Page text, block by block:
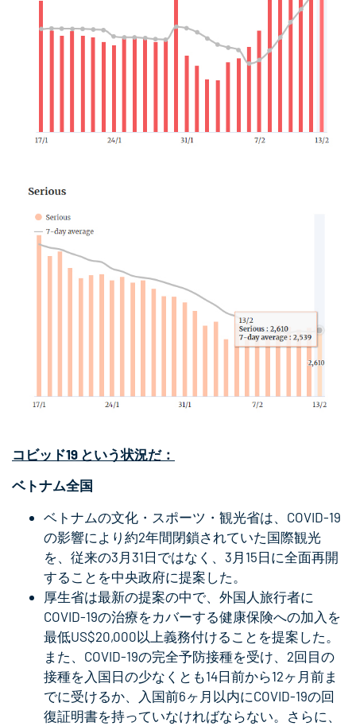
コビッド19 という状況だ：
ベトナム全国
ベトナムの文化・スポーツ・観光省は、COVID-19
の影響により約2年間閉鎖されていた国際観光
を、従来の3月31日ではなく、3月15日に全面再開
することを中央政府に提案した。
厚生省は最新の提案の中で、外国人旅行者に
COVID-19の治療をカバーする健康保険への加入を
最低US$20,000以上義務付けることを提案した。
また、COVID-19の完全予防接種を受け、2回目の
接種を入国日の少なくとも14日前から12ヶ月前ま
でに受けるか、入国前6ヶ月以内にCOVID-19の回
復証明書を持っていなければならない。さらに、